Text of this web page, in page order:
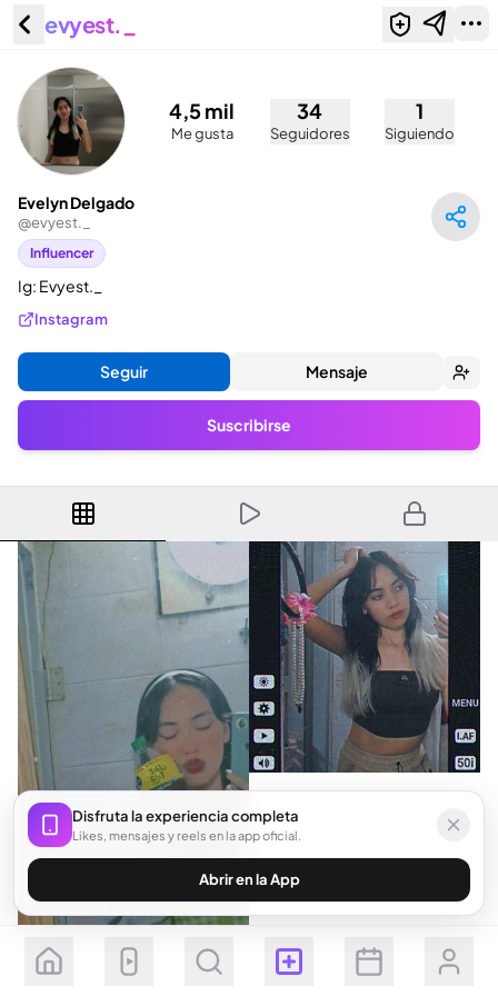
Evelyn Delgado (@evyest._)
evyest._
4,5 mil
Me gusta
34
Seguidores
1
Siguiendo
Evelyn Delgado
@evyest._
Influencer
Ig: Evyest._
Instagram
Seguir Mensaje
Suscribirse
Seguir Suscribirse
Disfruta la experiencia completa
Likes, mensajes y reels en la app oficial.
Abrir en la App